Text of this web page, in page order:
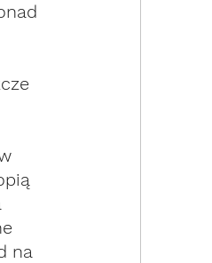
na